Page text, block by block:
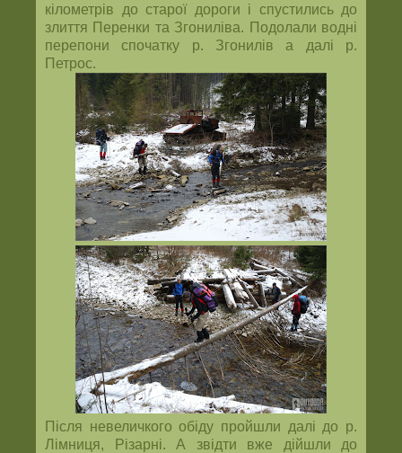
кілометрів до старої дороги і спустились до
злиття Перенки та Згониліва. Подолали водні
перепони спочатку р. Згонилів а далі р.
Петрос.
Після невеличкого обіду пройшли далі до р.
Лімниця, Різарні. А звідти вже дійшли до